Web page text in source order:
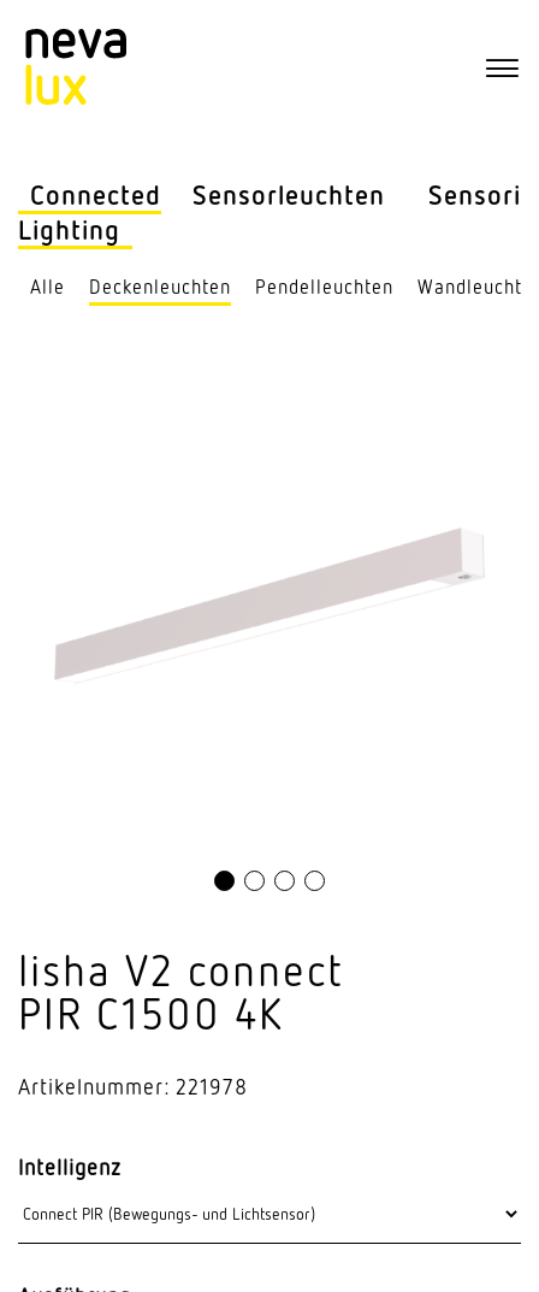
Connected
Lighting
Sensor­leuchten Sensorik
Alle Decken­leuchten Pendel­leuchten
lisha V2 connect
PIR C1500 4K
Artikelnummer: 221978
Intelligenz